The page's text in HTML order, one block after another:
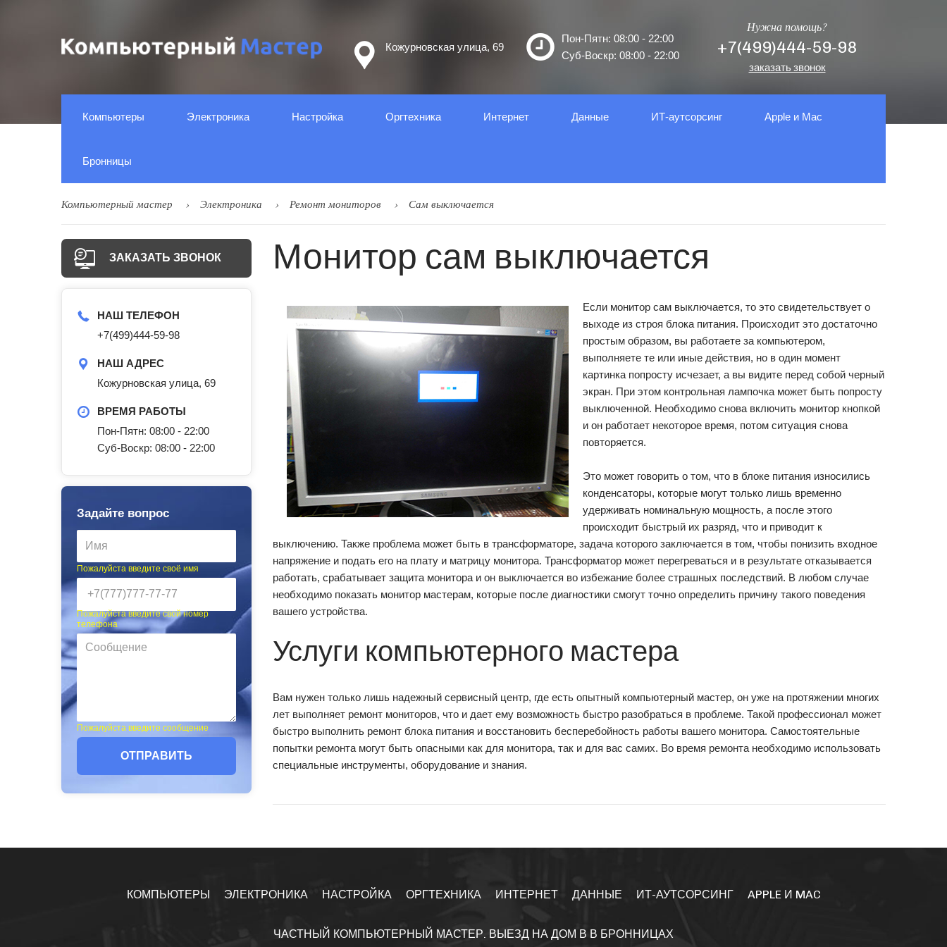
Кожурновская улица, 69
Пон-Пятн: 08:00 - 22:00
Суб-Воскр: 08:00 - 22:00
Нужна помощь?
+7(499)444-59-98
заказать звонок
Компьютеры Электроника Настройка Оргтеxника Интернет Данные ИТ-аутсорсинг Apple и Mac
Бронницы
Компьютерный мастер Электроника Ремонт мониторов Сам выключается
ЗАКАЗАТЬ ЗВОНОК
НАШ ТЕЛЕФОН
+7(499)444-59-98
НАШ АДРЕС
Кожурновская улица, 69
ВРЕМЯ РАБОТЫ
Пон-Пятн: 08:00 - 22:00
Суб-Воскр: 08:00 - 22:00
Задайте вопрос
Пожалуйста введите своё имя
Пожалуйста введите свой номер
телефона
Пожалуйста введите сообщение
ОТПРАВИТЬ
Монитор сам выключается
Если монитор сам выключается, то это свидетельствует о
выходе из строя блока питания. Происходит это достаточно
простым образом, вы работаете за компьютером,
выполняете те или иные действия, но в один момент
картинка попросту исчезает, а вы видите перед собой черный
экран. При этом контрольная лампочка может быть попросту
выключенной. Необходимо снова включить монитор кнопкой
и он работает некоторое время, потом ситуация снова
повторяется.
Это может говорить о том, что в блоке питания износились
конденсаторы, которые могут только лишь временно
удерживать номинальную мощность, а после этого
происходит быстрый их разряд, что и приводит к
выключению. Также проблема может быть в трансформаторе, задача которого заключается в том, чтобы понизить входное
напряжение и подать его на плату и матрицу монитора. Трансформатор может перегреваться и в результате отказывается
работать, срабатывает защита монитора и он выключается во избежание более страшных последствий. В любом случае
необходимо показать монитор мастерам, которые после диагностики смогут точно определить причину такого поведения
вашего устройства.
Услуги компьютерного мастера
Вам нужен только лишь надежный сервисный центр, где есть опытный компьютерный мастер, он уже на протяжении многих
лет выполняет ремонт мониторов, что и дает ему возможность быстро разобраться в проблеме. Такой профессионал может
быстро выполнить ремонт блока питания и восстановить бесперебойность работы вашего монитора. Самостоятельные
попытки ремонта могут быть опасными как для монитора, так и для вас самих. Во время ремонта необходимо использовать
специальные инструменты, оборудование и знания.
КОМПЬЮТЕРЫ ЭЛЕКТРОНИКА НАСТРОЙКА ОРГТЕXНИКА ИНТЕРНЕТ ДАННЫЕ ИТ-АУТСОРСИНГ APPLE И MAC
ЧАСТНЫЙ КОМПЬЮТЕРНЫЙ МАСТЕР. ВЫЕЗД НА ДОМ В В БРОННИЦАХ